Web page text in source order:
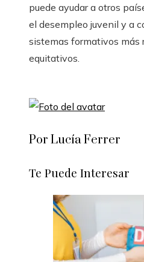
puede ayudar a otros
el desempleo juvenil y a
sistemas formativos más
equitativos.
Por Lucía Ferrer
Te Puede Interesar